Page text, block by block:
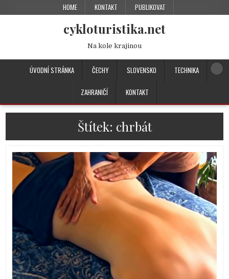
HOME KONTAKT PUBLIKOVAT
cykloturistika.net
Na kole krajinou
ÚVODNÍ STRÁNKA ČECHY SLOVENSKO TECHNIKA
ZAHRANIČÍ KONTAKT
Štítek: chrbát